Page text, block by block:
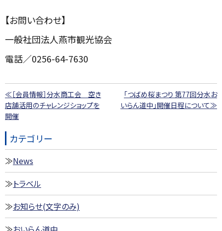
【お問い合わせ】
一般社団法人燕市観光協会
電話／0256-64-7630
≪［会員情報］分水商工会 空き
店舗活用のチャレンジショップを
開催
「つばめ桜まつり 第77回分水お
いらん道中」開催日程について≫
カテゴリー
News
トラベル
お知らせ(文字のみ)